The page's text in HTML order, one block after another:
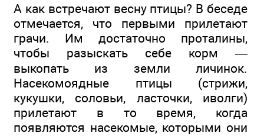
А как встречают весну птицы? В беседе
отмечается, что первыми прилетают
грачи. Им достаточно проталины,
чтобы разыскать себе корм —
выкопать из земли личинок.
Насекомоядные птицы (стрижи,
кукушки, соловьи, ласточки, иволги)
прилетают в то время, когда
появляются насекомые, которыми они